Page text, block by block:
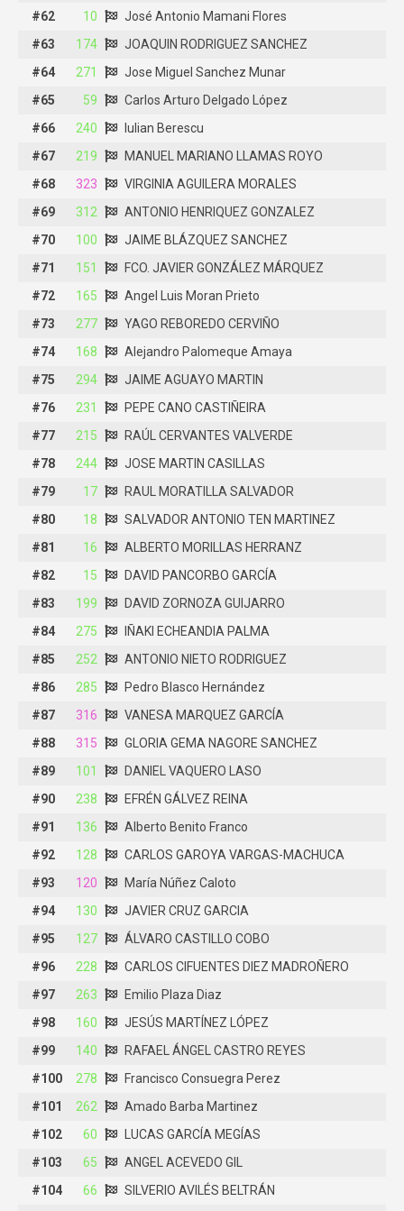
#62 10
José Antonio Mamani Flores
#63
174
JOAQUIN RODRIGUEZ SANCHEZ
#64
271
Jose Miguel Sanchez Munar
#65
59
Carlos Arturo Delgado López
#66
240
Iulian Berescu
#67
219
MANUEL MARIANO LLAMAS ROYO
#68
323
VIRGINIA AGUILERA MORALES
#69
312
ANTONIO HENRIQUEZ GONZALEZ
#70
100
JAIME BLÁZQUEZ SANCHEZ
#71
151
FCO. JAVIER GONZÁLEZ MÁRQUEZ
#72
165
Angel Luis Moran Prieto
#73
277
YAGO REBOREDO CERVIÑO
#74
168
Alejandro Palomeque Amaya
#75
294
JAIME AGUAYO MARTIN
#76
231
PEPE CANO CASTIÑEIRA
#77
215
RAÚL CERVANTES VALVERDE
#78
244
JOSE MARTIN CASILLAS
#79
17
RAUL MORATILLA SALVADOR
#80
18
SALVADOR ANTONIO TEN MARTINEZ
#81
16
ALBERTO MORILLAS HERRANZ
#82
15
DAVID PANCORBO GARCÍA
#83
199
DAVID ZORNOZA GUIJARRO
#84
275
IÑAKI ECHEANDIA PALMA
#85
252
ANTONIO NIETO RODRIGUEZ
#86
285
Pedro Blasco Hernández
#87
316
VANESA MARQUEZ GARCÍA
#88
315
GLORIA GEMA NAGORE SANCHEZ
#89
101
DANIEL VAQUERO LASO
#90
238
EFRÉN GÁLVEZ REINA
#91
136
Alberto Benito Franco
#92
128
CARLOS GAROYA VARGAS-MACHUCA
#93
120
María Núñez Caloto
#94
130
JAVIER CRUZ GARCIA
#95
127
ÁLVARO CASTILLO COBO
#96
228
CARLOS CIFUENTES DIEZ MADROÑERO
#97
263
Emilio Plaza Diaz
#98
160
JESÚS MARTÍNEZ LÓPEZ
#99
140
RAFAEL ÁNGEL CASTRO REYES
#100
278
Francisco Consuegra Perez
#101
262
Amado Barba Martinez
#102
60
LUCAS GARCÍA MEGÍAS
#103
65
ANGEL ACEVEDO GIL
#104
66
SILVERIO AVILÉS BELTRÁN
#62
José Antonio Mamani Flores
#63
174
JOAQUIN RODRIGUEZ SANCHEZ
#64
271
Jose Miguel Sanchez Munar
#65
Carlos Arturo Delgado López
#66
240
Iulian Berescu
#67
219
MANUEL MARIANO LLAMAS ROYO
#68
323
VIRGINIA AGUILERA MORALES
#69
312
ANTONIO HENRIQUEZ GONZALEZ
#70
100
JAIME BLÁZQUEZ SANCHEZ
#71
151
FCO. JAVIER GONZÁLEZ MÁRQUEZ
#72
165
Angel Luis Moran Prieto
#73
277
YAGO REBOREDO CERVIÑO
#74
168
Alejandro Palomeque Amaya
#75
294
JAIME AGUAYO MARTIN
#76
231
PEPE CANO CASTIÑEIRA
#77
215
RAÚL CERVANTES VALVERDE
#78
244
JOSE MARTIN CASILLAS
#79
RAUL MORATILLA SALVADOR
#80
SALVADOR ANTONIO TEN MARTINEZ
#81
ALBERTO MORILLAS HERRANZ
#82
DAVID PANCORBO GARCÍA
#83
199
DAVID ZORNOZA GUIJARRO
#84
275
IÑAKI ECHEANDIA PALMA
#85
252
ANTONIO NIETO RODRIGUEZ
#86
285
Pedro Blasco Hernández
#87
316
VANESA MARQUEZ GARCÍA
#88
315
GLORIA GEMA NAGORE SANCHEZ
#89
101
DANIEL VAQUERO LASO
#90
238
EFRÉN GÁLVEZ REINA
#91
136
Alberto Benito Franco
#92
128
CARLOS GAROYA VARGAS-MACHUCA
#93
120
María Núñez Caloto
#94
130
JAVIER CRUZ GARCIA
#95
127
ÁLVARO CASTILLO COBO
#96
228
CARLOS CIFUENTES DIEZ MADROÑERO
#97
263
Emilio Plaza Diaz
#98
160
JESÚS MARTÍNEZ LÓPEZ
#99
140
RAFAEL ÁNGEL CASTRO REYES
#100
278
Francisco Consuegra Perez
#101
262
Amado Barba Martinez
#102
60
LUCAS GARCÍA MEGÍAS
#103
65
ANGEL ACEVEDO GIL
#104
66
SILVERIO AVILÉS BELTRÁN